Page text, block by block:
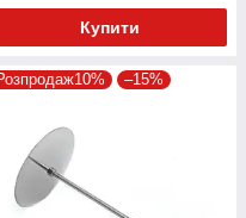
Купити
–15%